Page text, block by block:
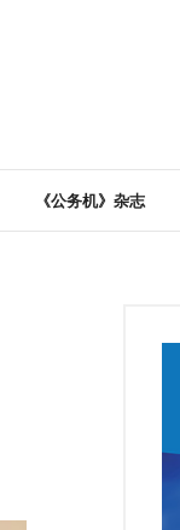
《公务机》杂志